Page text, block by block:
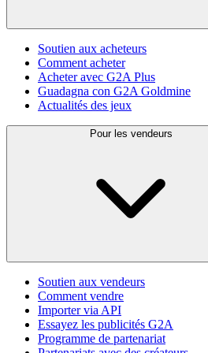
Soutien aux acheteurs
Comment acheter
Acheter avec G2A Plus
Guadagna con G2A Goldmine
Actualités des jeux
Pour les vendeurs
Soutien aux vendeurs
Comment vendre
Importer via API
Essayez les publicités G2A
Programme de partenariat